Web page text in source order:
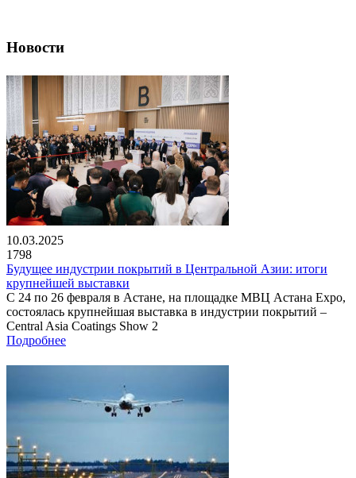
Новости
10.03.2025
1798
Будущее индустрии покрытий в Центральной Азии: итоги
крупнейшей выставки
С 24 по 26 февраля в Астане, на площадке МВЦ Астана Expo,
состоялась крупнейшая выставка в индустрии покрытий –
Central Asia Coatings Show 2
Подробнее